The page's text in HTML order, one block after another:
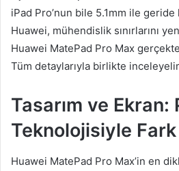
iPad Pro’nun bile 5.1mm ile geride
Huawei, mühendislik sınırlarını
Huawei MatePad Pro Max
Tüm detaylarıyla birlikte
Tasarım ve
Teknolojisiyle Fark
Huawei MatePad Pro Max’in en